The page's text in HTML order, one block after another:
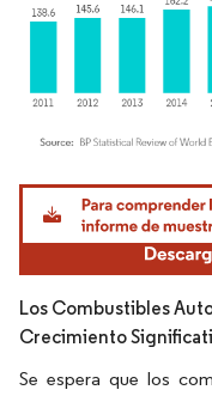
Imagen © Mordor
Los Combustibles
Crecimiento
Se espera que los